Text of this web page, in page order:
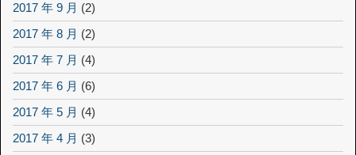
2017 年 9 月 (2)
2017 年 8 月 (2)
2017 年 7 月 (4)
2017 年 6 月 (6)
2017 年 5 月 (4)
2017 年 4 月 (3)